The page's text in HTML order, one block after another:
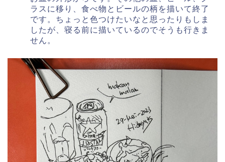
ラスに移り、食べ物とビールの柄を描いて終了
です。ちょっと色つけたいなと思ったりもしま
したが、寝る前に描いているのでそうも行きま
せん。